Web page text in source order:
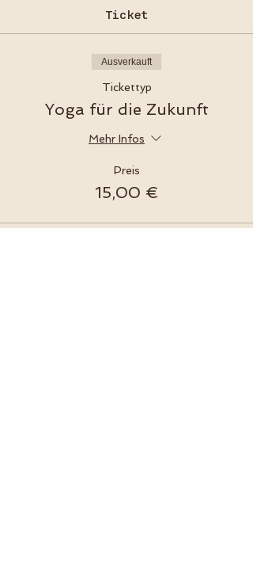
Ticket
Ausverkauft
Tickettyp
Yoga für die Zukunft
Mehr Infos
Preis
15,00 €